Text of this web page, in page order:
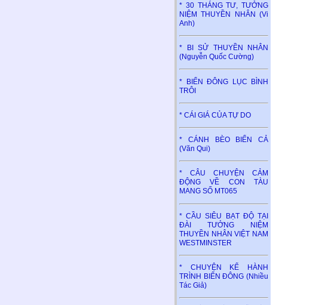
* 30 THÁNG TƯ, TƯỞNG
NIỆM THUYỀN NHÂN (Vi
Anh)
* BI SỬ THUYỀN NHÂN
(Nguyễn Quốc Cường)
* BIỂN ĐÔNG LỤC BÌNH
TRÔI
* CÁI GIÁ CỦA TỰ DO
* CÁNH BÈO BIỂN CẢ
(Văn Qui)
* CÂU CHUYỆN CẢM
ĐỘNG VỀ CON TÀU
MANG SỐ MT065
* CẦU SIÊU BẠT ĐỘ TẠI
ĐÀI TƯỞNG NIỆM
THUYỀN NHÂN VIỆT NAM
WESTMINSTER
* CHUYỆN KỂ HÀNH
TRÌNH BIỂN ĐÔNG (Nhiều
Tác Giả)